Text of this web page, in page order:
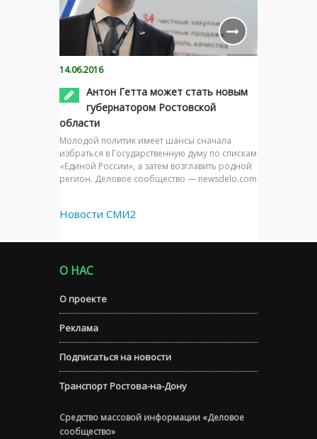
14.06.2016
Антон Гетта может стать новым
губернатором Ростовской
области
Молодой политик имеет шансы сначала
избраться в Государственную думу по спискам
«Единой России», а затем возглавить родной
регион. Деловое сообщество — newsdelo.com
Новости СМИ2
О НАС
О проекте
Реклама
Подписаться на новости
Транспорт Ростова-на-Дону
Средство массовой информации «Деловое
сообщество»